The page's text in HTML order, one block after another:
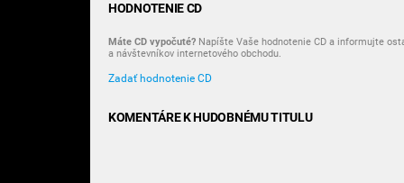
HODNOTENIE CD
Máte CD vypočuté? Napíšte Vaše hodnotenie CD a informujte
a návštevníkov internetového obchodu.
Zadať hodnotenie CD
KOMENTÁRE K HUDOBNÉMU TITULU